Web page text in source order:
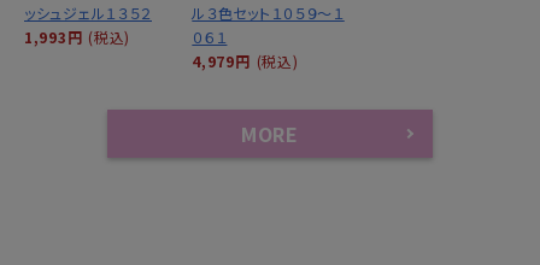
ッシュジェル１３５２
1,993円 (税込)
ル３色セット１０５９～１
０６１
4,979円 (税込)
MORE